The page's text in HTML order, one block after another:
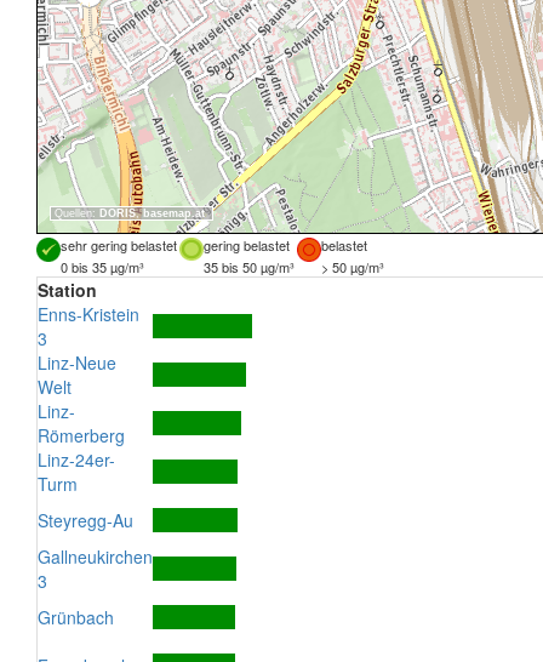
Quellen: DORIS, basemap.at
sehr gering belastet gering belastet
belastet
0 bis 35 µg/m³
35 bis 50 µg/m³ > 50 µg/m³
Station
Enns-Kristein
3
Linz-Neue
Welt
Linz-
Römerberg
Linz-24er-
Turm
Steyregg-Au
Gallneukirchen
3
Grünbach